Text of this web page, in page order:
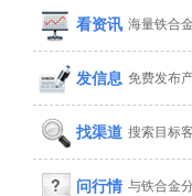
看资讯 海量铁合
发信息 免费发布
找渠道 搜索目标
问行情 与铁合金